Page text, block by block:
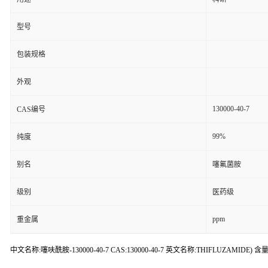
型号
包装规格
外观
CAS编号 130000-40-7
纯度 99%
别名 噻氟菌胺
级别 医药级
重金属 ppm
中文名称:噻呋酰胺-130000-40-7 CAS:130000-40-7 英文名称:THIFLUZAMIDE) 含